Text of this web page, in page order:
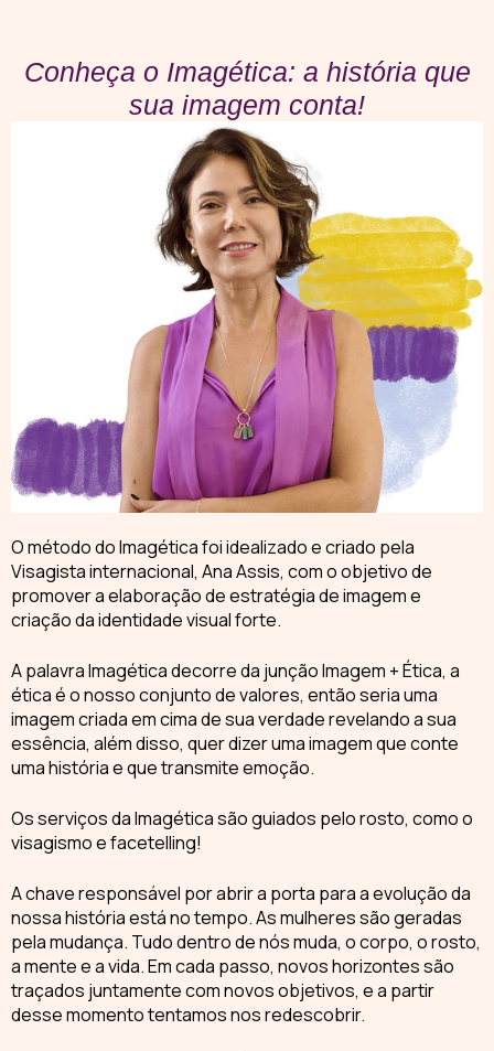
Conheça o Imagética: a história que
sua imagem conta!
Ométodo do Imagéticafoi idealizado e criado pela
Visagista internacional, Ana Assis, com o objetivo de
promover a elaboração de estratégia de imagem e
criação da identidade visual forte.
A palavra Imagética decorre da junção Imagem + Ética, a
ética é o nosso conjunto de valores, então seria uma
imagem criada em cima de sua verdaderevelando a sua
essência, além disso, quer dizer uma imagem que conte
uma história e que transmite emoção.
Osserviços da Imagéticasão guiados pelo rosto, como o
visagismo e facetelling!
A chave responsável por abrir a porta para aevolução da
nossa históriaestá no tempo. As mulheres são geradas
pela mudança. Tudo dentro de nós muda, o corpo, o rosto,
a mente e a vida. Em cada passo, novos horizontes são
traçados juntamente com novos objetivos, e a partir
desse momento tentamos nos redescobrir.